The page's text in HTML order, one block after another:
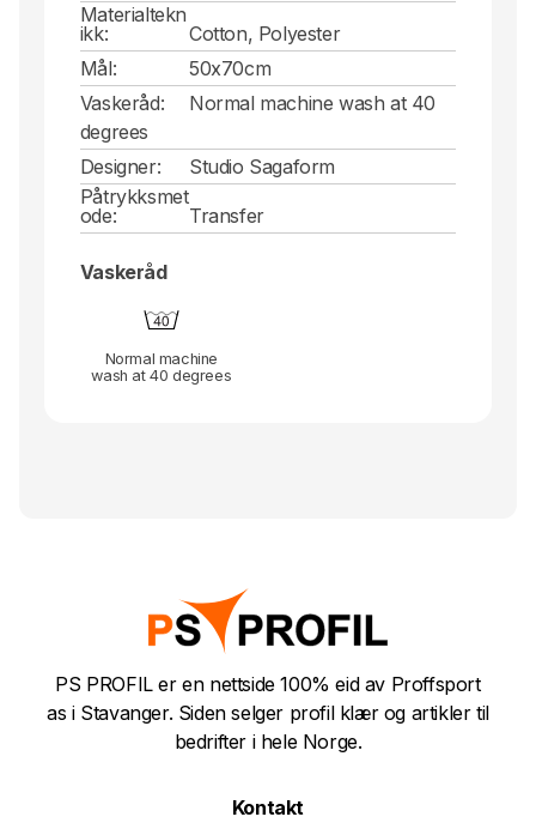
Materialtekn
ikk:
Cotton, Polyester
Mål:
50x70cm
Vaskeråd:
Normal machine wash at 40
degrees
Designer:
Studio Sagaform
Påtrykksmet
ode:
Transfer
Vaskeråd
Normal machine
wash at 40 degrees
PS PROFIL er en nettside 100% eid av Proffsport
as i Stavanger. Siden selger profil klær og artikler til
bedrifter i hele Norge.
Kontakt